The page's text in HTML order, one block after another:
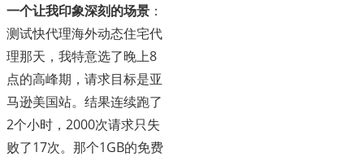
一个让我印象深刻的场景 ：
测试快代理海外动态住宅代
理那天，我特意选了晚上8
点的高峰期，请求目标是亚
马逊美国站。结果连续跑了
2个小时，2000次请求只失
败了17次。那个1GB的免费